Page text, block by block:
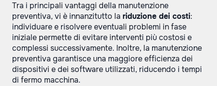
Tra i principali vantaggi della manutenzione
preventiva, vi è innanzitutto la riduzione dei costi:
individuare e risolvere eventuali problemi in fase
iniziale permette di evitare interventi più costosi e
complessi successivamente. Inoltre, la manutenzione
preventiva garantisce una maggiore efficienza dei
dispositivi e dei software utilizzati, riducendo i tempi
di fermo macchina.